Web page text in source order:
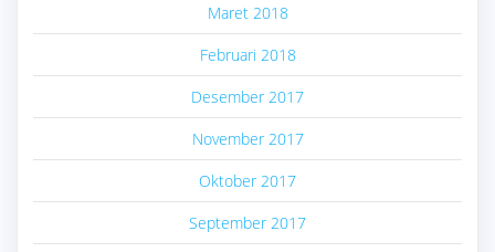
Maret 2018
Februari 2018
Desember 2017
November 2017
Oktober 2017
September 2017